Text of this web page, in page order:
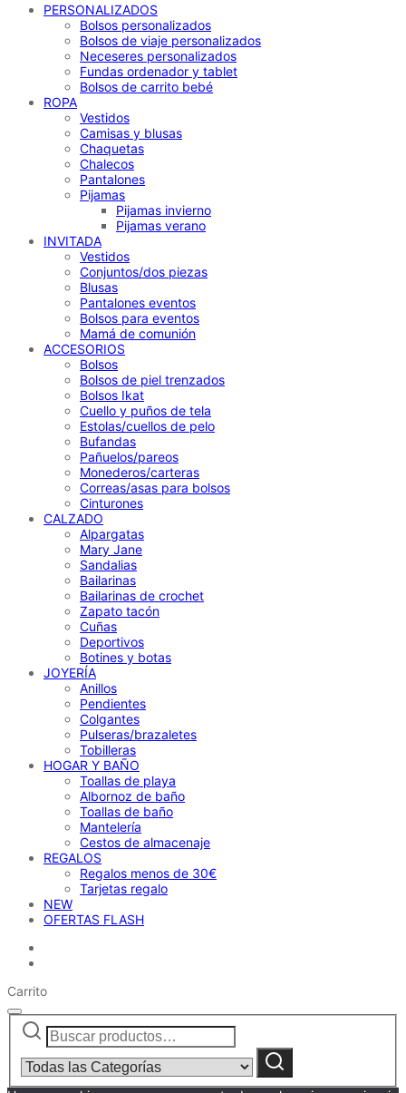
PERSONALIZADOS
Bolsos personalizados
Bolsos de viaje personalizados
Neceseres personalizados
Fundas ordenador y tablet
Bolsos de carrito bebé
ROPA
Vestidos
Camisas y blusas
Chaquetas
Chalecos
Pantalones
Pijamas
Pijamas invierno
Pijamas verano
INVITADA
Vestidos
Conjuntos/dos piezas
Blusas
Pantalones eventos
Bolsos para eventos
Mamá de comunión
ACCESORIOS
Bolsos
Bolsos de piel trenzados
Bolsos Ikat
Cuello y puños de tela
Estolas/cuellos de pelo
Bufandas
Pañuelos/pareos
Monederos/carteras
Correas/asas para bolsos
Cinturones
CALZADO
Alpargatas
Mary Jane
Sandalias
Bailarinas
Bailarinas de crochet
Zapato tacón
Cuñas
Deportivos
Botines y botas
JOYERÍA
Anillos
Pendientes
Colgantes
Pulseras/brazaletes
Tobilleras
HOGAR Y BAÑO
Toallas de playa
Albornoz de baño
Toallas de baño
Mantelería
Cestos de almacenaje
REGALOS
Regalos menos de 30€
Tarjetas regalo
NEW
OFERTAS FLASH
Carrito
Buscar
por:
category:
Buscar